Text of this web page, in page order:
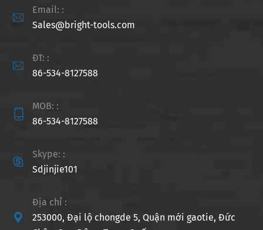

Email: :
Sales@bright-tools.com

ĐT: :
86-534-8127588

MOB: :
86-534-8127588

Skype: :
Sdjinjie101

Địa chỉ :
253000, Đại lộ chongde 5, Quận mới gaotie, Đức